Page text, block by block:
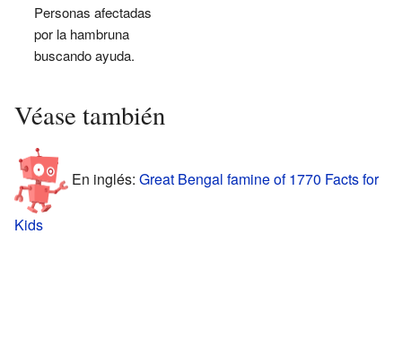
Personas afectadas
por la hambruna
buscando ayuda.
Véase también
En inglés: Great Bengal famine of 1770 Facts for
Kids